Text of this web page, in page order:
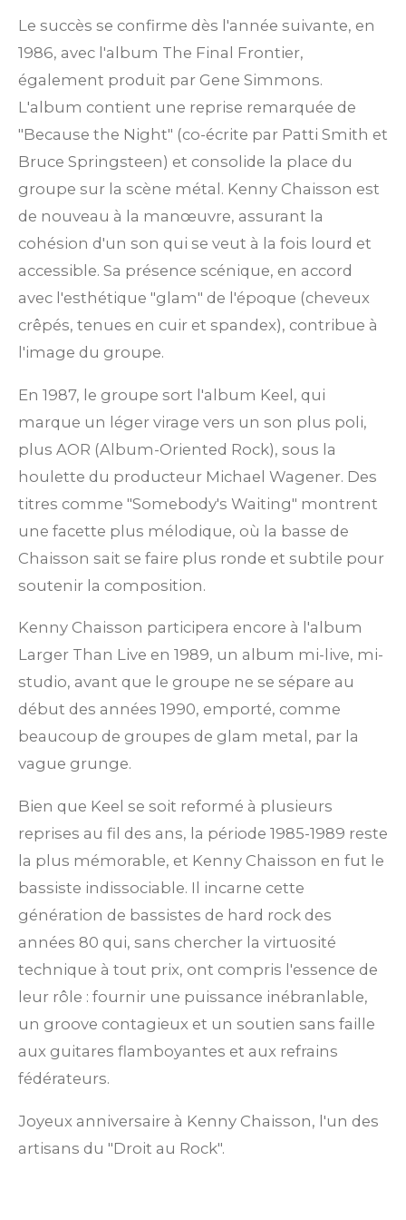
Le succès se confirme dès l'année suivante, en
1986, avec l'album The Final Frontier,
également produit par Gene Simmons.
L'album contient une reprise remarquée de
"Because the Night" (co-écrite par Patti Smith et
Bruce Springsteen) et consolide la place du
groupe sur la scène métal. Kenny Chaisson est
de nouveau à la manœuvre, assurant la
cohésion d'un son qui se veut à la fois lourd et
accessible. Sa présence scénique, en accord
avec l'esthétique "glam" de l'époque (cheveux
crêpés, tenues en cuir et spandex), contribue à
l'image du groupe.
En 1987, le groupe sort l'album Keel, qui
marque un léger virage vers un son plus poli,
plus AOR (Album-Oriented Rock), sous la
houlette du producteur Michael Wagener. Des
titres comme "Somebody's Waiting" montrent
une facette plus mélodique, où la basse de
Chaisson sait se faire plus ronde et subtile pour
soutenir la composition.
Kenny Chaisson participera encore à l'album
Larger Than Live en 1989, un album mi-live, mi-
studio, avant que le groupe ne se sépare au
début des années 1990, emporté, comme
beaucoup de groupes de glam metal, par la
vague grunge.
Bien que Keel se soit reformé à plusieurs
reprises au fil des ans, la période 1985-1989 reste
la plus mémorable, et Kenny Chaisson en fut le
bassiste indissociable. Il incarne cette
génération de bassistes de hard rock des
années 80 qui, sans chercher la virtuosité
technique à tout prix, ont compris l'essence de
leur rôle : fournir une puissance inébranlable,
un groove contagieux et un soutien sans faille
aux guitares flamboyantes et aux refrains
fédérateurs.
Joyeux anniversaire à Kenny Chaisson, l'un des
artisans du "Droit au Rock".